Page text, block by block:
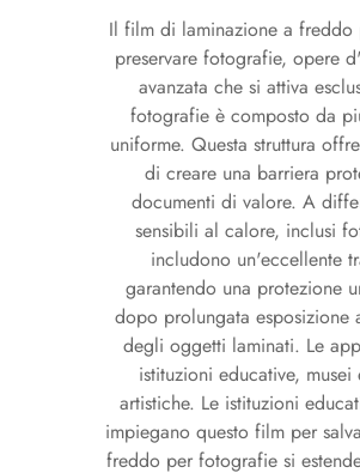
Il film di laminazione a
preservare fotografie, opere
avanzata che si attiva
fotografie è composto da
uniforme. Questa struttura
di creare una barriera
documenti di valore. A
sensibili al calore, inclusi
includono un'eccellente
garantendo una protezione
dopo prolungata esposizione
degli oggetti laminati. Le
istituzioni educative,
artistiche. Le istituzioni
impiegano questo film per
freddo per fotografie si